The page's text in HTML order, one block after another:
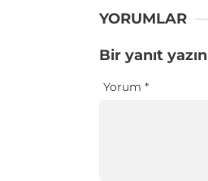
YORUMLAR
Bir yanıt yazın
Yorum *